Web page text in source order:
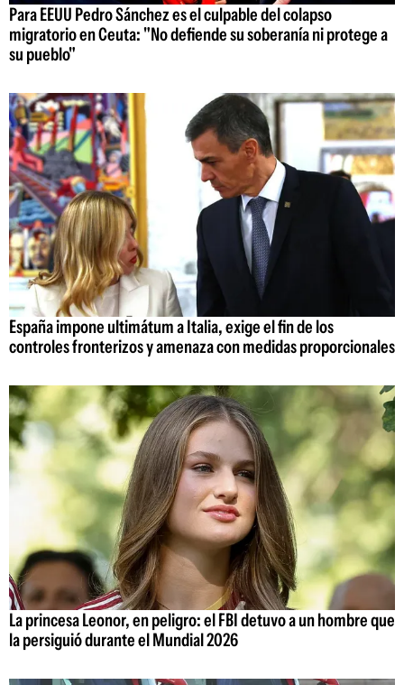
Para EEUU Pedro Sánchez es el culpable del colapso
migratorio en Ceuta: "No defiende su soberanía ni protege a
su pueblo"
España impone ultimátum a Italia, exige el fin de los
controles fronterizos y amenaza con medidas proporcionales
La princesa Leonor, en peligro: el FBI detuvo a un hombre que
la persiguió durante el Mundial 2026